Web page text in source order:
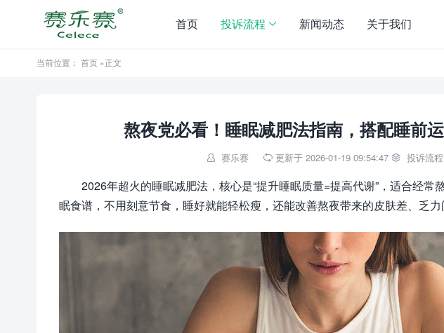
首页 投诉流程 新闻动态 关于我们
当前位置： 首页 »正文
熬夜党必看！睡眠减肥法指南，搭配睡前
 赛乐赛  更新于 2026-01-19 09:54:47  投诉流程
2026年超火的睡眠减肥法，核心是“提升睡眠质量=提高代谢”，适合经
眠食谱，不用刻意节食，睡好就能轻松瘦，还能改善熬夜带来的皮肤差、乏力